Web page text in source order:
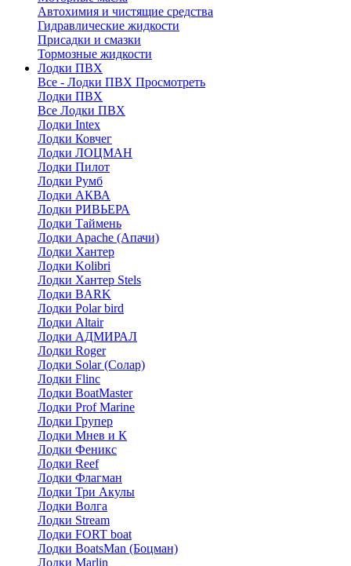
Автохимия и чистящие средства
Гидравлические жидкости
Присадки и смазки
Тормозные жидкости
Лодки ПВХ
Все - Лодки ПВХ Просмотреть
Лодки ПВХ
Все Лодки ПВХ
Лодки Intex
Лодки Ковчег
Лодки ЛОЦМАН
Лодки Пилот
Лодки Румб
Лодки АКВА
Лодки РИВЬЕРА
Лодки Таймень
Лодки Apache (Апачи)
Лодки Хантер
Лодки Kolibri
Лодки Хантер Stels
Лодки BARK
Лодки Polar bird
Лодки Altair
Лодки АДМИРАЛ
Лодки Roger
Лодки Solar (Солар)
Лодки Flinc
Лодки BoatMaster
Лодки Prof Marine
Лодки Групер
Лодки Мнев и К
Лодки Феникс
Лодки Reef
Лодки Флагман
Лодки Три Акулы
Лодки Волга
Лодки Stream
Лодки FORT boat
Лодки BoatsMan (Боцман)
Лодки Marlin